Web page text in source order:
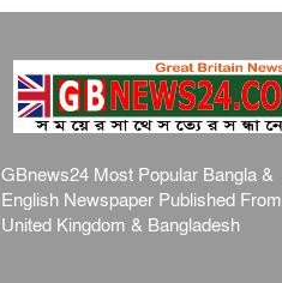
GBnews24 Most Popular Bangla &
English Newspaper Published From
United Kingdom & Bangladesh